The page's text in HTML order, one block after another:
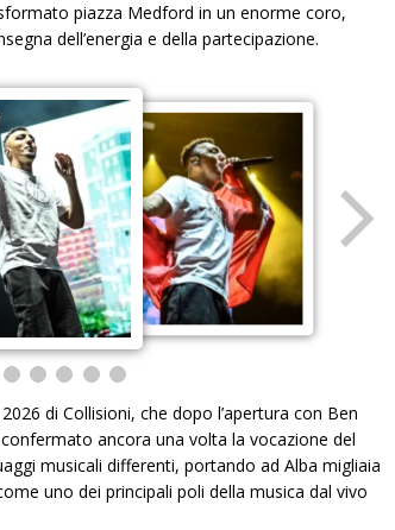
piazza Medford in un enorme coro,
dell’energia e della partecipazione.
di Collisioni, che dopo l’apertura con Ben
ancora una volta la vocazione del
musicali differenti, portando ad Alba migliaia
uno dei principali poli della musica dal vivo